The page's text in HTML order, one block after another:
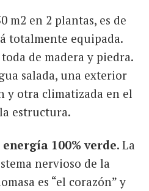
m2 en 2 plantas, es de
totalmente equipada.
toda de madera y piedra.
salada, una exterior
y otra climatizada en el
estructura.
energía 100% verde. La
nervioso de la
es “el corazón” y